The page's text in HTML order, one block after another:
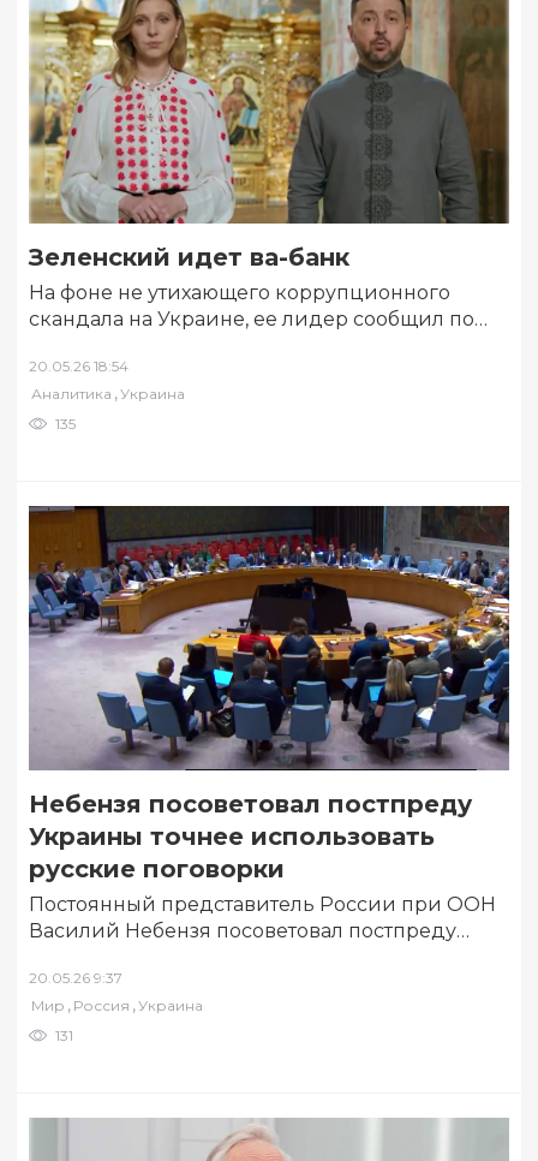
Зеленский идет ва-банк
На фоне не утихающего коррупционного
скандала на Украине, ее лидер сообщил по
утверждении планов по расширению…
20.05.26 18:54
Аналитика ,Украина
135
Небензя посоветовал постпреду
Украины точнее использовать
русские поговорки
Постоянный представитель России при ООН
Василий Небензя посоветовал постпреду
использовать русские поговорки. Об…
20.05.26 9:37
Мир , Россия ,Украина
131